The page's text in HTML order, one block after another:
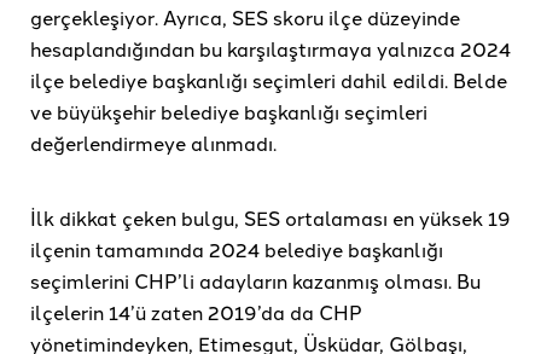
gerçekleşiyor. Ayrıca, SES skoru ilçe düzeyinde
hesaplandığından bu karşılaştırmaya yalnızca 2024
ilçe belediye başkanlığı seçimleri dahil edildi. Belde
ve büyükşehir belediye başkanlığı seçimleri
değerlendirmeye alınmadı.
İlk dikkat çeken bulgu, SES ortalaması en yüksek 19
ilçenin tamamında 2024 belediye başkanlığı
seçimlerini CHP’li adayların kazanmış olması. Bu
ilçelerin 14’ü zaten 2019’da da CHP
yönetimindeyken, Etimesgut, Üsküdar, Gölbaşı,